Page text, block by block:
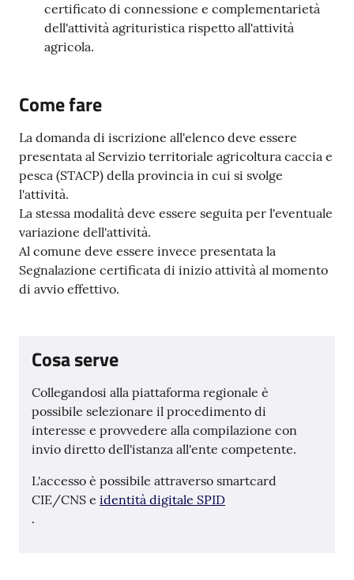
Argomenti
PNRR
Servizi
on-
line
Seguici
certificato di connessione e complementarietà
dell'attività agrituristica rispetto all'attività
agricola.
Come fare
La domanda di iscrizione all'elenco deve essere
presentata al Servizio territoriale agricoltura caccia e
pesca (STACP) della provincia in cui si svolge
l'attività.
La stessa modalità deve essere seguita per l'eventuale
variazione dell'attività.
Al comune deve essere invece presentata la
Segnalazione certificata di inizio attività al momento
di avvio effettivo.
Cosa serve
Collegandosi alla piattaforma regionale è
possibile selezionare il procedimento di
interesse e provvedere alla compilazione con
invio diretto dell'istanza all'ente competente.
L'accesso è possibile attraverso smartcard
CIE/CNS e identità digitale SPID
.